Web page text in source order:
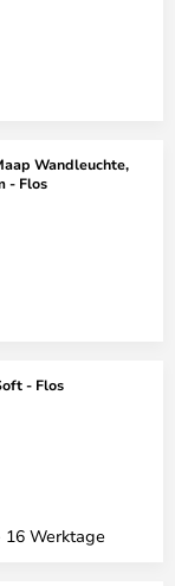
Wandleuchte,
- Flos
- Flos
16 Werktage